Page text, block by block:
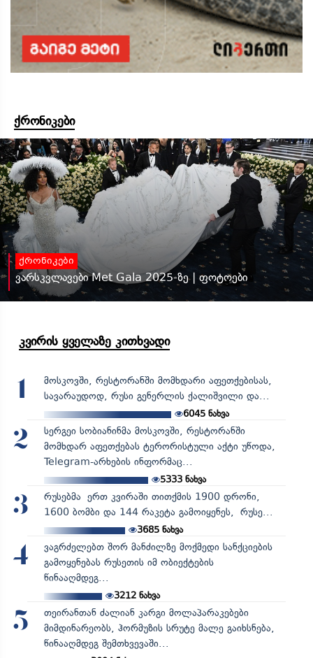
ქრონიკები
ქრონიკები
ვარსკვლავები Met Gala 2025-ზე | ფოტოები
კვირის ყველაზე კითხვადი
1
მოსკოვში, რესტორანში მომხდარი აფეთქებისას,
სავარაუდოდ, რუსი გენერლის ქალიშვილი და...
6045 ნახვა
2
სერგეი სობიანინმა მოსკოვში, რესტორანში
მომხდარ აფეთქებას ტერორისტული აქტი უწოდა,
Telegram-არხების ინფორმაც...
5333ნახვა
3
რუსებმა ერთ კვირაში თითქმის 1900 დრონი,
1600 ბომბი და 144 რაკეტა გამოიყენეს, რუსე...
3685ნახვა
4
ვაგრძელებთ შორ მანძილზე მოქმედი სანქციების
გამოყენებას რუსეთის იმ ობიექტების
წინააღმდეგ...
3212ნახვა
5
თეირანთან ძალიან კარგი მოლაპარაკებები
მიმდინარეობს, ჰორმუზის სრუტე მალე გაიხსნება,
წინააღმდეგ შემთხვევაში...